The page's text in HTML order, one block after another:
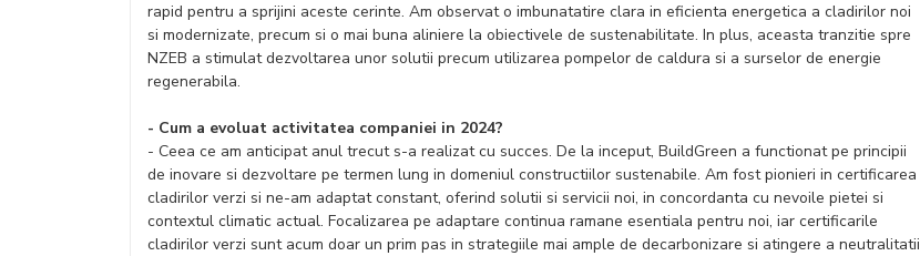
rapid pentru a sprijini aceste cerinte. Am observat o imbunatatire clara in eficienta energetica a cladirilor noi
si modernizate, precum si o mai buna aliniere la obiectivele de sustenabilitate. In plus, aceasta tranzitie spre
NZEB a stimulat dezvoltarea unor solutii precum utilizarea pompelor de caldura si a surselor de energie
regenerabila.
- Cum a evoluat activitatea companiei in 2024?
- Ceea ce am anticipat anul trecut s-a realizat cu succes. De la inceput, BuildGreen a functionat pe principii
de inovare si dezvoltare pe termen lung in domeniul constructiilor sustenabile. Am fost pionieri in certificarea
cladirilor verzi si ne-am adaptat constant, oferind solutii si servicii noi, in concordanta cu nevoile pietei si
contextul climatic actual. Focalizarea pe adaptare continua ramane esentiala pentru noi, iar certificarile
cladirilor verzi sunt acum doar un prim pas in strategiile mai ample de decarbonizare si atingere a neutralitatii